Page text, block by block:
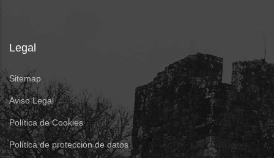
Legal
Sitemap
Aviso Legal
Política de Cookies
Política de protección de datos